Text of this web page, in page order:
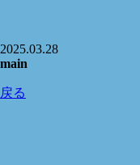
2025.03.28
main
戻る